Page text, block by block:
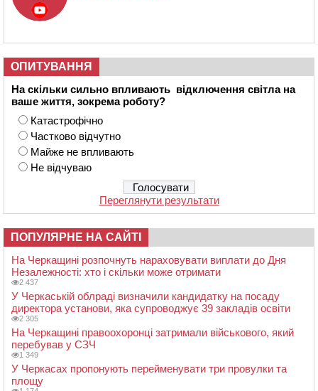
ОПИТУВАННЯ
На скільки сильно впливають відключення світла на
ваше життя, зокрема роботу?
Катастрофічно
Частково відчутно
Майже не впливають
Не відчуваю
Переглянути результати
ПОПУЛЯРНЕ НА САЙТІ
На Черкащині розпочнуть нараховувати виплати до Дня
Незалежності: хто і скільки може отримати
2 437
У Черкаській облраді визначили кандидатку на посаду
директора установи, яка супроводжує 39 закладів освіти
2 305
На Черкащині правоохоронці затримали військового, який
перебував у СЗЧ
1 349
У Черкасах пропонують перейменувати три провулки та
площу